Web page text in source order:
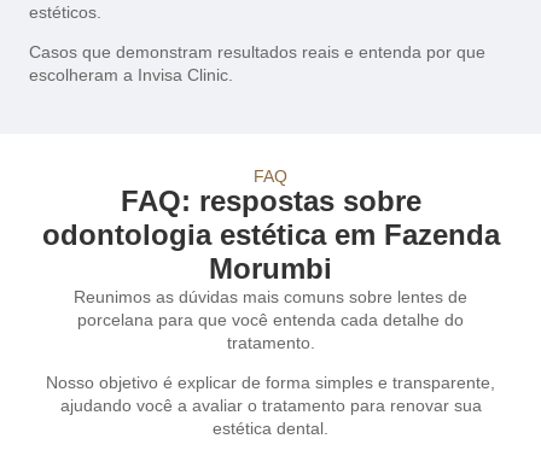
estéticos.
Casos que demonstram resultados reais e entenda por que
escolheram a Invisa Clinic.
FAQ
FAQ: respostas sobre
odontologia estética em Fazenda
Morumbi
Reunimos as dúvidas mais comuns sobre lentes de
porcelana para que você entenda cada detalhe do
tratamento.
Nosso objetivo é explicar de forma simples e transparente,
ajudando você a avaliar o tratamento para renovar sua
estética dental.